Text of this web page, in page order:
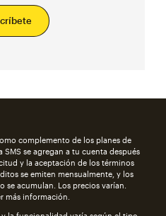
complemento de los planes de
SMS se agregan a tu cuenta después
y la aceptación de los términos
se emiten mensualmente, y los
acumulan. Los precios varían.
más información.